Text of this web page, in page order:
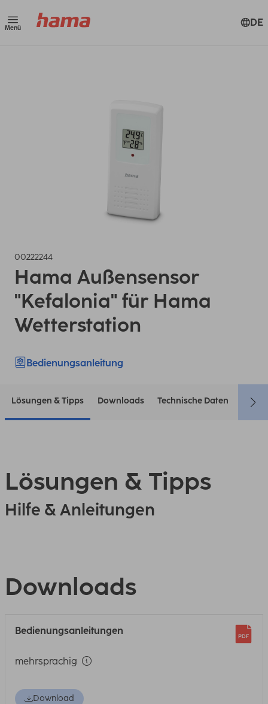
Menü DE
00222244
Hama Außensensor
"Kefalonia" für Hama
Wetterstation
Bedienungsanleitung
Lösungen & Tipps Downloads Technische Daten
Lösungen & Tipps
Hilfe & Anleitungen
Downloads
Bedienungsanleitungen
mehrsprachig
Download